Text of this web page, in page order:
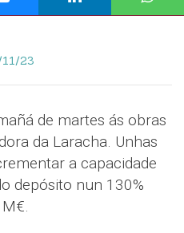
23
de martes ás obras
da Laracha. Unhas
a capacidade
depósito nun 130%